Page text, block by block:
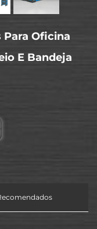
Oficina
E Bandeja